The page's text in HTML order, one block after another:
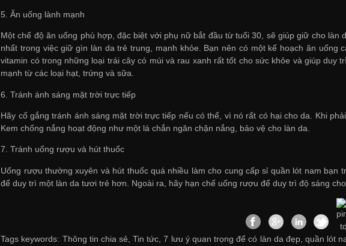
5. Ăn uống lành mạnh
Một chế độ ăn uống phù hợp, đặc biệt với phụ nữ bắt đầu từ tuổi 30, sẽ giúp giữ cho
nhất trong việc giữ gìn làn da trẻ trung, mạnh khỏe. Bạn nên có một kế hoạch ăn uống
vitamin có trong những loại trái cây có múi và rau xanh rất tốt cho sức khỏe và giúp duy
mạnh từ các loại hạt, trứng và sữa.
6. Tránh ánh sáng mặt trời trực tiếp
Hãy cố gắng tránh ánh sáng mặt trời trực tiếp nếu có thể, vì nó rất có hại cho da. Khi
Kem chống nắng hoạt động như một lá chắn ngăn chặn nắng, bảo vệ cho làn da.
7. Tránh uống rượu và hút thuốc
Uống rượu thường xuyên và hút thuốc quá nhiều làm cho cung cấp sỉ quần lót nam bạn
để duy trì một làn da tươi trẻ hơn. Ngoài ra, hãy hạn chế uống rượu để duy trì độ sáng cho
Tags keywords: Thông tin chia sẻ, Tin tức, 7 lưu ý quan trọng để có làn da đẹp, quần lót